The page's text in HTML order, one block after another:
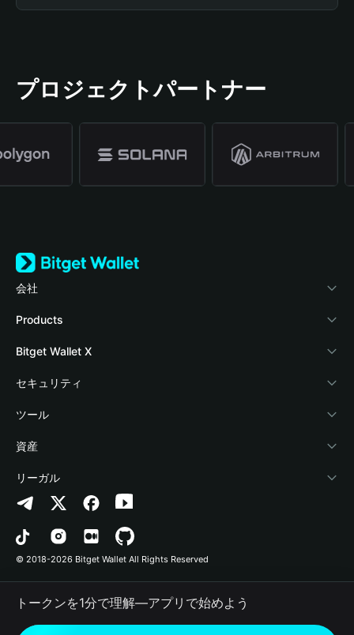
プロジェクトパートナー
会社
Bitget Walletについて
ブログ
アカデミー
暗号資産ニュース
Help Center
お問い合わせ
ブランドリソース
キャリア
Products
Crypto Card
Stablecoin Earn
Payfi Crypto
Crypto Swap API
Altcoin Season Index
Prediction Markets
DApp
RWA
Bitget Wallet X
デベロッパー
ウォレットを接続
Bitget Wallet Pay
プロジェクトを掲載
セキュリティ
保護基金
セキュリティ技術
ツール
暗号資産を購入
認証検出
コントラクト検出
一括送金
資産
Arbitrum
Avalanche
Bitcoin
Polygon
リーガル
プライバシーポリシー
利用規約
© 2018-2026 Bitget Wallet All Rights Reserved
トークンを1分で理解―アプリで始めよう